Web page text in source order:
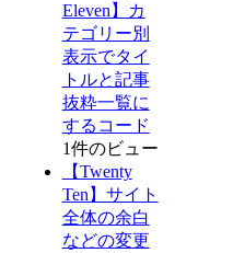
Eleven】カ
テゴリー別
表示でタイ
トルと記事
抜粋一覧に
するコード
1件のビュー
【Twenty
Ten】サイト
全体の余白
などの変更